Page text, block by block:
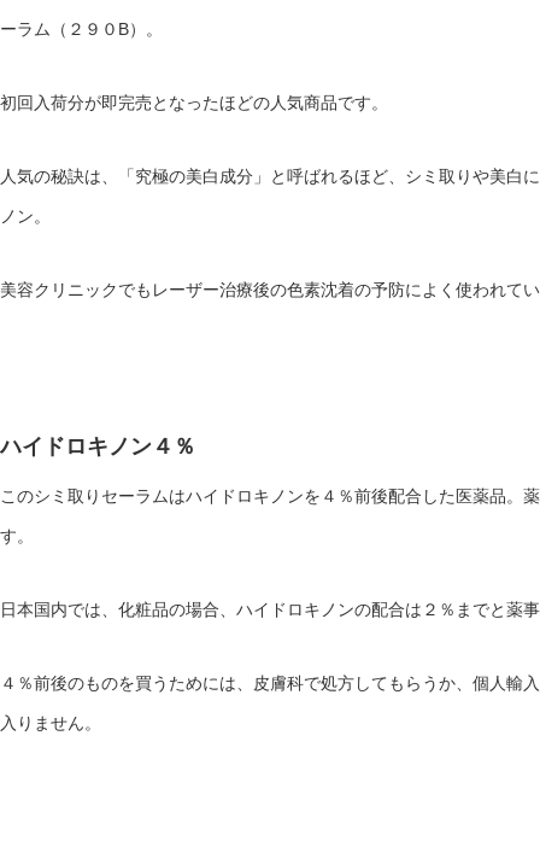
ーラム（２９０B）。
初回入荷分が即完売となったほどの人気商品です。
人気の秘訣は、「究極の美白成分」と呼ばれるほど、シミ取りや美白
ノン。
美容クリニックでもレーザー治療後の色素沈着の予防によく使われて
ハイドロキノン４％
このシミ取りセーラムはハイドロキノンを４％前後配合した医薬品。
す。
日本国内では、化粧品の場合、ハイドロキノンの配合は２％までと薬
４％前後のものを買うためには、皮膚科で処方してもらうか、個人輸
入りません。